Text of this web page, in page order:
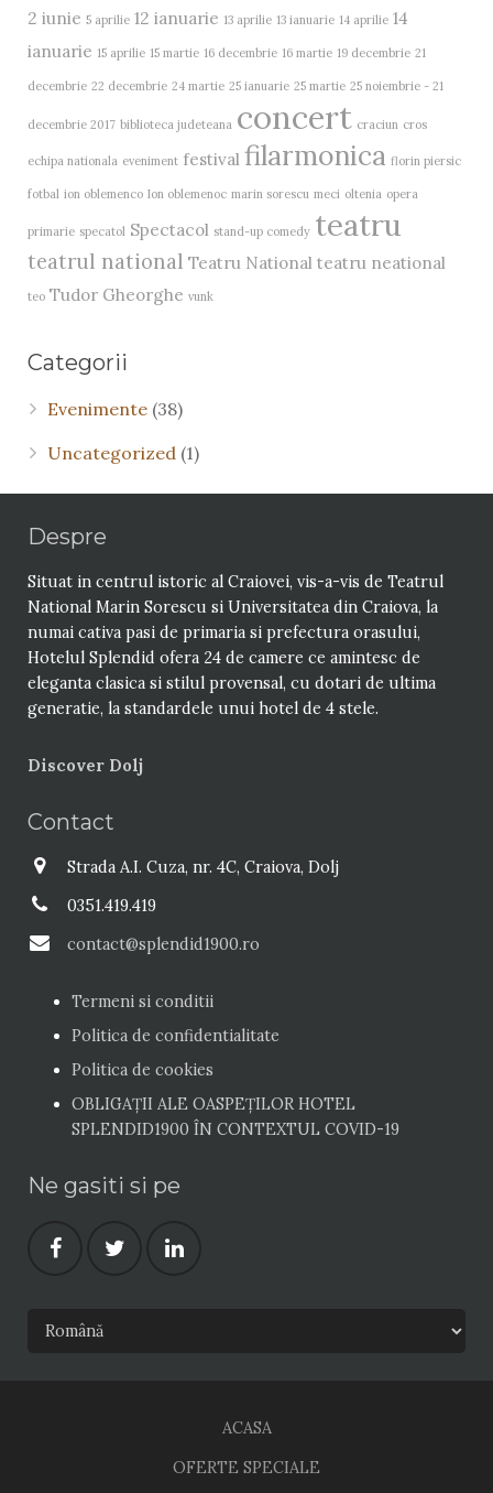
2 iunie 5 aprilie 12 ianuarie 13 aprilie 13 ianuarie 14 aprilie 14
ianuarie 15 aprilie 15 martie 16 decembrie 16 martie 19 decembrie 21
decembrie 22 decembrie 24 martie 25 ianuarie 25 martie 25 noiembrie - 21
decembrie 2017 biblioteca judeteana concert craciun cros
echipa nationala eveniment festival filarmonica florin piersic
fotbal ion oblemenco Ion oblemenoc marin sorescu meci oltenia opera
primarie specatol Spectacol stand-up comedy teatru
teatrul national Teatru National teatru neational
teo Tudor Gheorghe vunk
Categorii
Evenimente (38)
Uncategorized (1)
Despre
Situat in centrul istoric al Craiovei, vis-a-vis de Teatrul
National Marin Sorescu si Universitatea din Craiova, la
numai cativa pasi de primaria si prefectura orasului,
Hotelul Splendid ofera 24 de camere ce amintesc de
eleganta clasica si stilul provensal, cu dotari de ultima
generatie, la standardele unui hotel de 4 stele.
Discover Dolj
Contact
Strada A.I. Cuza, nr. 4C, Craiova, Dolj
0351.419.419
contact@splendid1900.ro
Termeni si conditii
Politica de confidentialitate
Politica de cookies
OBLIGAȚII ALE OASPEŢILOR HOTEL
SPLENDID1900 ÎN CONTEXTUL COVID-19
Ne gasiti si pe
ACASA
OFERTE SPECIALE